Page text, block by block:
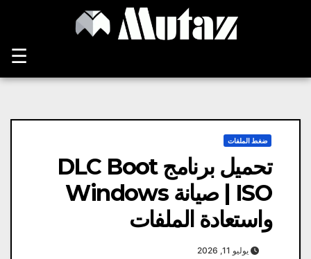
☰
ضغط الملفات
تحميل برنامج DLC Boot
ISO | صيانة Windows
واستعادة الملفات
يوليو 11, 2026